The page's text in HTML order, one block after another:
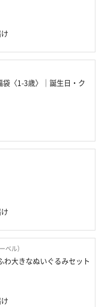
袋〈1-3歳〉｜誕生日・ク
ベル）
わ大きなぬいぐるみセット